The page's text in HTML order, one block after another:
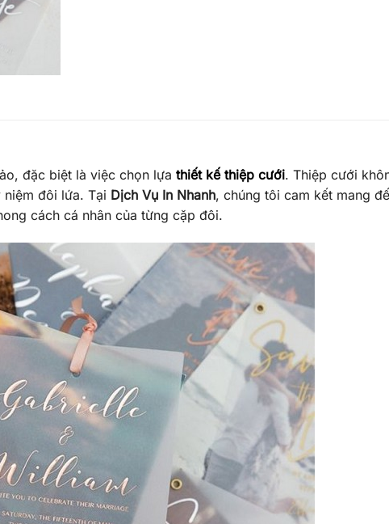
đặc biệt là việc chọn lựa thiết kế thiệp cưới. Thiệp cưới
đôi lứa. Tại Dịch Vụ In Nhanh, chúng tôi cam kết mang
cách cá nhân của từng cặp đôi.